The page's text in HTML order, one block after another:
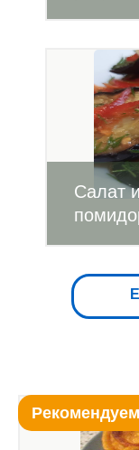
Салат